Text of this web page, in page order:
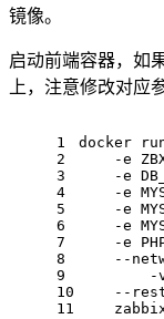
镜像。
启动前端容器，如
上，注意修改对应
1
2
3
4
5
6
7
8
9
10
11
docker
-e
-e
-e
-e
-e
-e
--
--